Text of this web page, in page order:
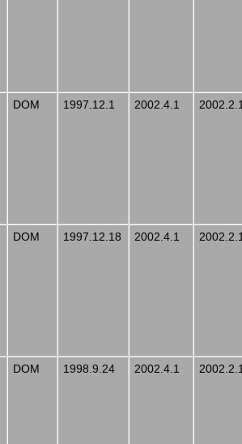
DOM 1997.12.1 2002.4.1
DOM 1997.12.18 2002.4.1
DOM 1998.9.24 2002.4.1